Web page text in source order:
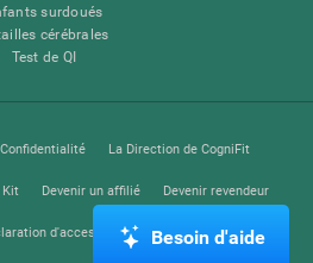
surdoués
cérébrales
Test de QI
Confidentialité La Direction de CogniFit
Kit Devenir un affilié Devenir revendeur
d'accessibilité Centre de Confiance
Besoin d'aide